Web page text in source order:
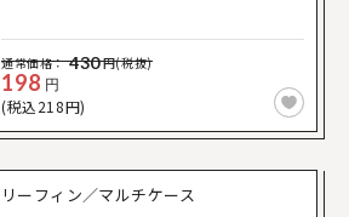
通常価格： 430円(税抜)
198 円
(税込218円)
リーフィン／マルチケース